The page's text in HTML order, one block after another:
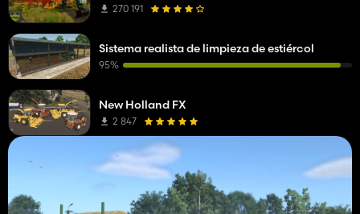
270 191
Sistema realista de limpieza de estiércol
95%
New Holland FX
2 847